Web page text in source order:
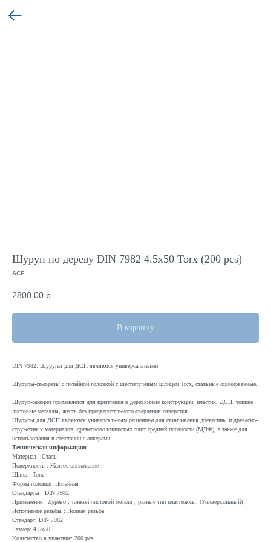
Шуруп по дереву DIN 7982 4.5x50 Torx (200 pcs)
ACP
2800.00 р.
В корзину
DIN 7982. Шурупы для ДСП являются универсальными
Шурупы-саморезы с потайной головкой с шестилучевым шлицем Torx, стальные оцинкованные.
Шуруп-саморез применяется для крепления в деревянные конструкции, пластик, ДСП, тонкие
листовые металлы, жесть без предварительного сверления отверстия.
Шурупы для ДСП являются универсальным решением для свинчивания древесины и древесно-
стружечных материалов, древесноволокнистых плит средней плотности (МДФ), а также для
использования в сочетании с анкерами.
Техническая информация:
Материал : Сталь
Поверхность : Желтое цинкование
Шлиц : Torx
Форма головки :Потайная
Стандарты : DIN 7982
Применение : Дерево , тонкий листовой металл , разные тип пластмассы. (Универсальный)
Исполнение резьбы : Полная резьба
Стандарт: DIN 7982
Размер: 4.5x50
Количество в упаковке: 200 pcs